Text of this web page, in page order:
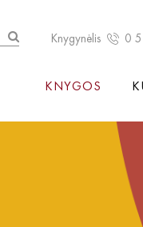
Knygynėlis 0
KNYGOS